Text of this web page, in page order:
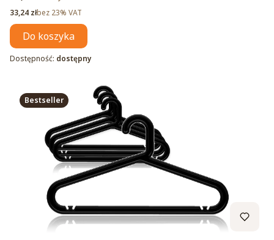
Cena netto
33,24 złbez 23% VAT
Do koszyka
Dostępność: dostępny
Bestseller